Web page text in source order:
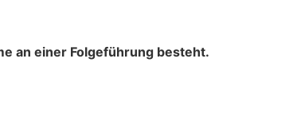
an einer Folgeführung besteht.